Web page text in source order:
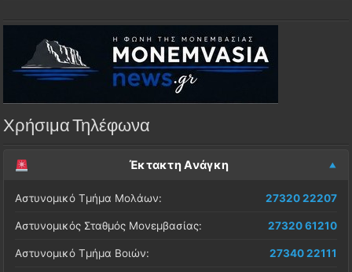
Χρήσιμα Τηλέφωνα
Έκτακτη Ανάγκη
Αστυνομικό Τμήμα Μολάων: 27320 22207
Αστυνομικός Σταθμός Μονεμβασίας: 27320 61210
Αστυνομικό Τμήμα Βοιών: 27340 22111